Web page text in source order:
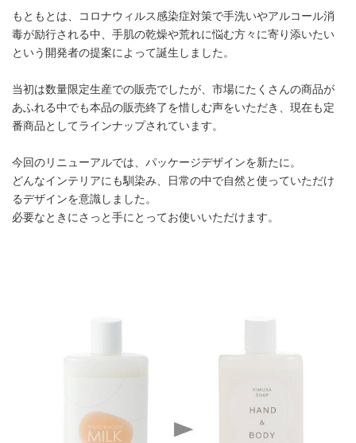
もともとは、コロナウィルス感染症対策で手洗いやアルコール消
毒が励行される中、手肌の乾燥や荒れに悩む方々に寄り添いたい
という開発者の提案によって誕生しました。
当初は数量限定生産での販売でしたが、市場にたくさんの商品が
あふれる中でも本品の販売終了を惜しむ声をいただき、現在も定
番商品としてラインナップされています。
今回のリニューアルでは、パッケージデザインを新たに。
どんなインテリアにも馴染み、日常の中で自然と使っていただけ
るデザインを意識しました。
必要なときにさっと手にとってお使いいただけます。